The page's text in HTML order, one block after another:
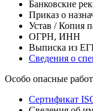
Банковские
Приказ о
Устав / Копия
ОГРН, ИНН
Выписка из
Сведения о
Особо опасные
Сертификат